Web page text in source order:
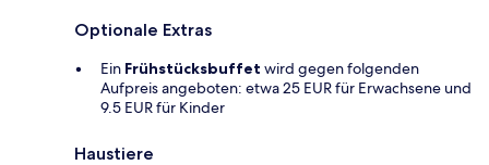
Optionale Extras
Ein Frühstücksbuffet wird gegen folgenden
Aufpreis angeboten: etwa 25 EUR für Erwachsene und
9.5 EUR für Kinder
Haustiere